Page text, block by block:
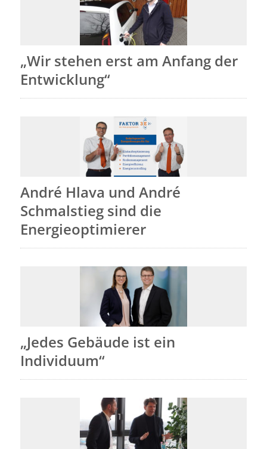
„Wir stehen erst am Anfang der
Entwicklung“
André Hlava und André
Schmalstieg sind die
Energieoptimierer
„Jedes Gebäude ist ein
Individuum“